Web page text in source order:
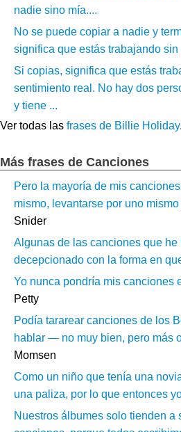
nadie sino mía....
No se puede copiar a nadie y
significa que estás trabajando
Si copias, significa que estás
sentimiento real. No hay dos
y tiene ...
Ver todas las frases de Billie Holiday.
Más frases de Canciones
Pero la mayoría de mis
mismo, levantarse por uno mismo
Snider
Algunas de las canciones que he
decepcionado con la forma en
Yo nunca pondría mis canciones
Petty
Podía tararear canciones de los
hablar — no muy bien, pero más
Momsen
Como un niño que tenía una
una paliza, por lo que entonces
Nuestros álbumes solo tienden a